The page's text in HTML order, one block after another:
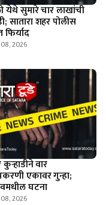
येथे सुमारे चार लाखांची
सातारा शहर पोलीस
फिर्याद
2026
कुऱ्हाडीने वार
एकावर गुन्हा;
घटना
2026